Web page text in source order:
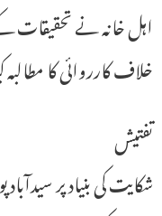
اہل خانہ نے تحقیقات
خلاف کارروائی کا مطالبہ
تفتیش
شکایت کی بنیاد پر